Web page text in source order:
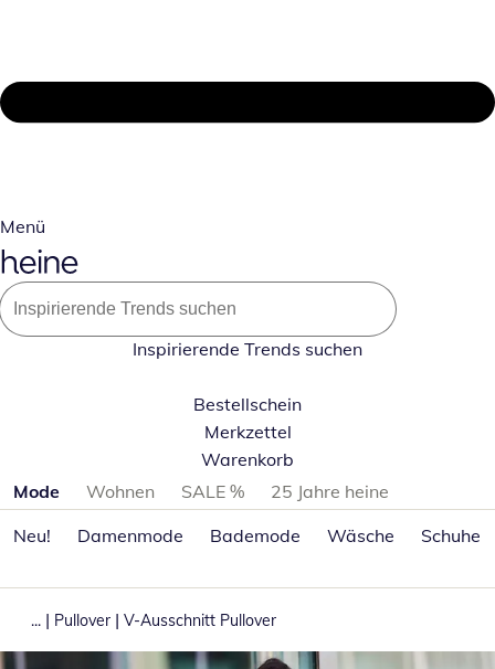
Menü
Inspirierende Trends suchen
Bestellschein
Merkzettel
Warenkorb
Produktkategorien überspringen
Mode Wohnen SALE %
25 Jahre heine
Neu!
Damenmode Bademode Wäsche Schuhe
... | Pullover | V-Ausschnitt Pullover